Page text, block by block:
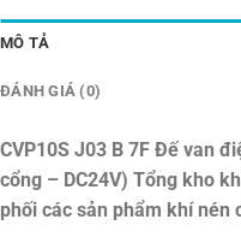
MÔ TẢ
ĐÁNH GIÁ (0)
CVP10S J03 B 7F Đế van
cổng – DC24V) Tổng kho
phối các sản phẩm khí nén